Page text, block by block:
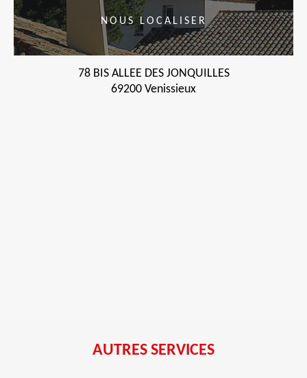
NOUS LOCALISER
78 BIS ALLEE DES JONQUILLES
69200 Venissieux
AUTRES SERVICES